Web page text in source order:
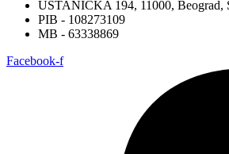
USTANIČKA 194, 11000, Beograd,
PIB - 108273109
MB - 63338869
Facebook-f